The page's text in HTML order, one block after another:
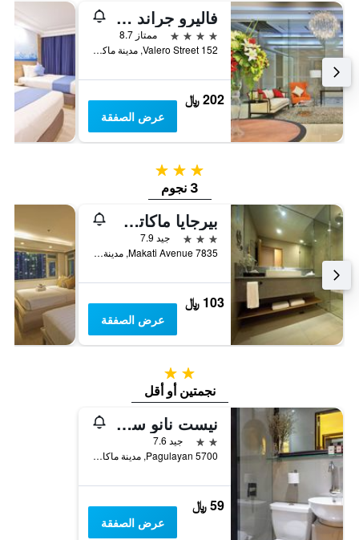
فاليرو جراند سويتس باي سويس بيلهوتل ماكاتي
4 نجوم
ممتاز 8.7
152 Valero Street, مدينة ماكاتى, الفلبين
202 ﷼
عرض الصفقة
3 نجوم
3 نجوم
بيرجايا ماكاتي هوتل
3 نجوم
جيد 7.9
7835 Makati Avenue, مدينة ماكاتى, الفلبين
103 ﷼
عرض الصفقة
2 نجمتين
نجمتين أو أقل
نيست نانو سويتس بوبلاسيون ماكاتي
2 نجمتين
جيد 7.6
5700 Pagulayan, مدينة ماكاتى, الفلبين
59 ﷼
عرض الصفقة